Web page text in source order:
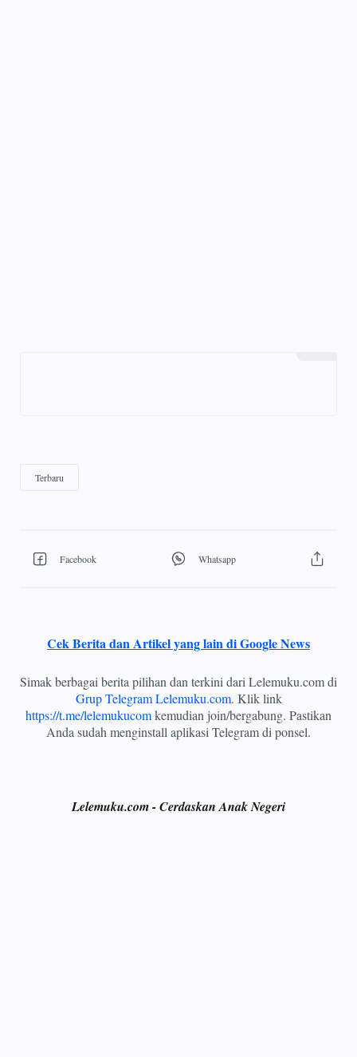
Cek Berita dan Artikel yang lain di Google News
Simak berbagai berita pilihan dan terkini dari Lelemuku.com di
Grup Telegram Lelemuku.com. Klik link
https://t.me/lelemukucomkemudian join/bergabung. Pastikan
Anda sudah menginstall aplikasi Telegram di ponsel.
Lelemuku.com - Cerdaskan Anak Negeri